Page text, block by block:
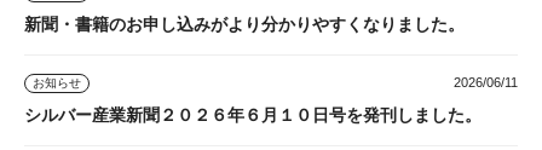
新聞・書籍のお申し込みがより分かりやすくなりました。
お知らせ 2026/06/11
シルバー産業新聞２０２６年６月１０日号を発刊しました。